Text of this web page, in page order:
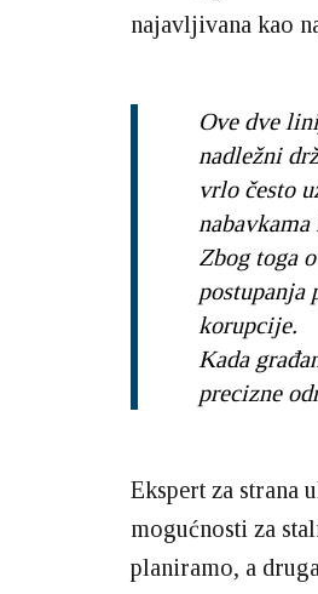
najavljivana kao
Ove dve
nadležni
vrlo često
Zbog toga
postupanja
korupcije.
Kada
precizne
Ekspert za strana
mogućnosti za
planiramo, a